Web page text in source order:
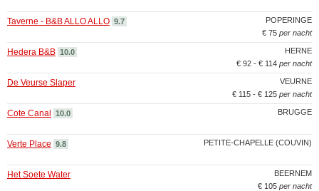
POPERINGE
Taverne - B&B ALLO ALLO 9.7
€ 75 per nacht
HERNE
Hedera B&B 10.0
€ 92 - € 114 per nacht
VEURNE
De Veurse Slaper
€ 115 - € 125 per nacht
BRUGGE
Cote Canal 10.0
PETITE-CHAPELLE (COUVIN)
Verte Place 9.8
BEERNEM
Het Soete Water
€ 105 per nacht